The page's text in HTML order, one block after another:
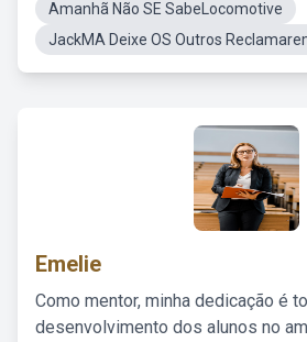
Amanhã Não SE SabeLocomotive
JackMA Deixe OS Outros
Emelie
Como mentor, minha dedicação é
desenvolvimento dos alunos no